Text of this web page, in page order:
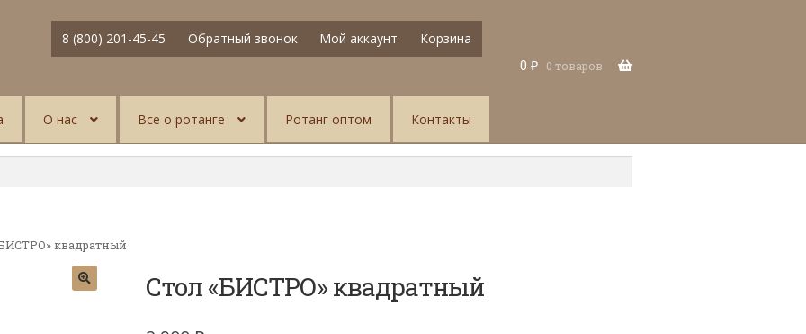
8 (800) 201-45-45 Обратный звонок Мой аккаунт
Корзина
0 ₽ 0 товаров
О нас Все о ротанге Ротанг оптом Контакты
квадратный
Стол «БИСТРО» квадратный